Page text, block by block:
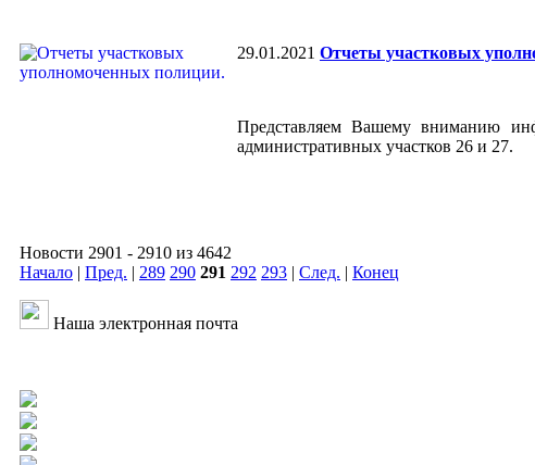
29.01.2021 Отчеты участковых
Представляем Вашему вниманию
административных участков 26 и 27.
Новости 2901 - 2910 из 4642
Начало | Пред. | 289 290 291 292 293 | След. | Конец
Наша электронная почта